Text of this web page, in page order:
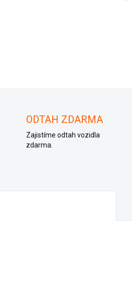
ODTAH ZDARMA
Zajistíme odtah vozidla
zdarma.